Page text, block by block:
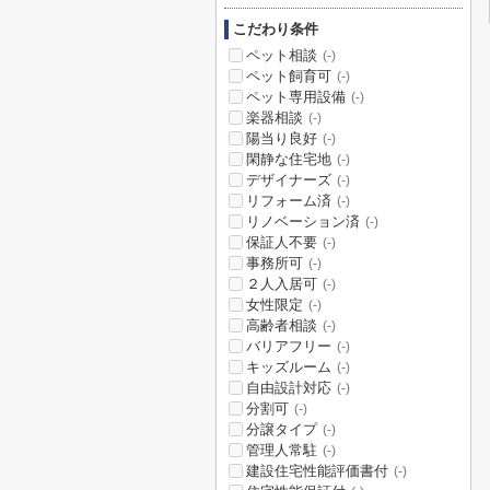
こだわり条件
ペット相談 (-)
ペット飼育可 (-)
ペット専用設備 (-)
楽器相談 (-)
陽当り良好 (-)
閑静な住宅地 (-)
デザイナーズ (-)
リフォーム済 (-)
リノベーション済 (-)
保証人不要 (-)
事務所可 (-)
２人入居可 (-)
女性限定 (-)
高齢者相談 (-)
バリアフリー (-)
キッズルーム (-)
自由設計対応 (-)
分割可 (-)
分譲タイプ (-)
管理人常駐 (-)
建設住宅性能評価書付 (-)